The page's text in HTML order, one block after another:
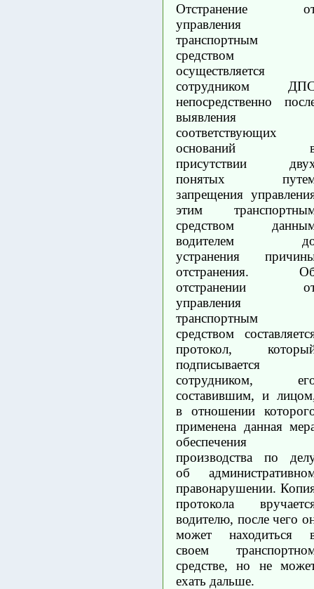
Отстранение
управления
транспортным
средством
осуществляется
сотрудником
непосредственно
выявления
соответствующих
оснований
присутствии
понятых
запрещения
этим
средством
водителем
устранения
отстранения.
отстранении
управления
транспортным
средством
протокол,
подписывается
сотрудником,
составившим, и
в отношении
применена данная
обеспечения
производства по
об
правонарушении.
протокола
водителю, после чего
может находиться
своем
средстве, но не
ехать дальше.